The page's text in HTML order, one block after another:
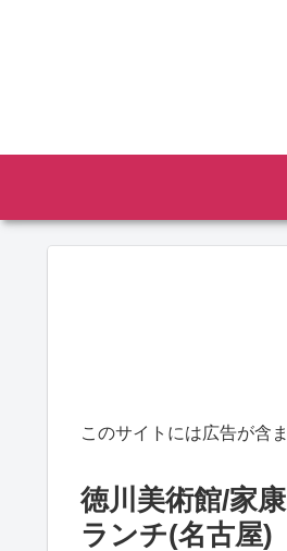
このサイトには広告が含
徳川美術館/家
ランチ(名古屋)